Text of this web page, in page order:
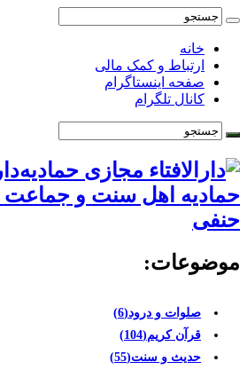
خانه
ارتباط و کمک مالی
صفحه اینستاگرام
کانال تلگرام
حمادیه اهل سنت و
حنفی
موضوعات:
صلوات و درود(6)
قرآن کریم(104)
حدیث و سنت(55)